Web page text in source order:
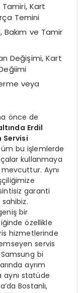
Tamiri, Kart
Temini
Bakım ve Tamir
Değişimi, Kart
veya
önce de
Erdil
Servisi
bu işlemlerde
kullanmaya
Aynı
garanti
bir
özellikle
hizmetlerinde
servis
bi
ayrım
aynı statüde
Bostanlı,